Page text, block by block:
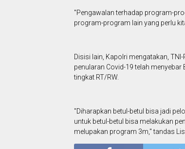
"Pengawalan terhadap program-
program-program lain yang perlu
Disisi lain, Kapolri mengatakan,
penularan Covid-19 telah
tingkat RT/RW.
"Diharapkan betul-betul bisa jadi
untuk betul-betul bisa melakukan
melupakan program 3m," tandas